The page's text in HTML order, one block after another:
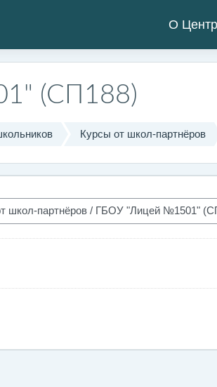
О
(СП188)
Курсы от школ-партнёров